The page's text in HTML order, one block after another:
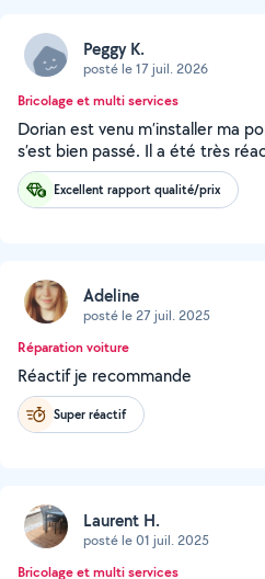
Peggy K.
posté le 17 juil. 2026
Bricolage et multi services
Dorian est venu m’installer ma
s’est bien passé. Il a été très
Excellent rapport qualité/prix
Adeline
posté le 27 juil. 2025
Réparation voiture
Réactif je recommande
Super réactif
Laurent H.
posté le 01 juil. 2025
Bricolage et multi services